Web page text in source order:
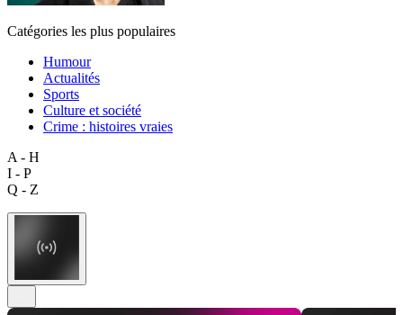
Catégories les plus populaires
Humour
Actualités
Sports
Culture et société
Crime : histoires vraies
A - H
I - P
Q - Z